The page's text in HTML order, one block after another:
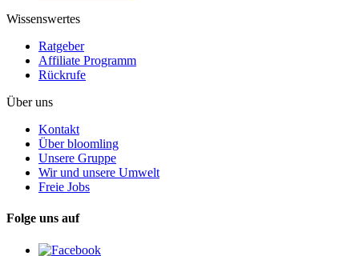
Wissenswertes
Ratgeber
Affiliate Programm
Rückrufe
Über uns
Kontakt
Über bloomling
Unsere Gruppe
Wir und unsere Umwelt
Freie Jobs
Folge uns auf